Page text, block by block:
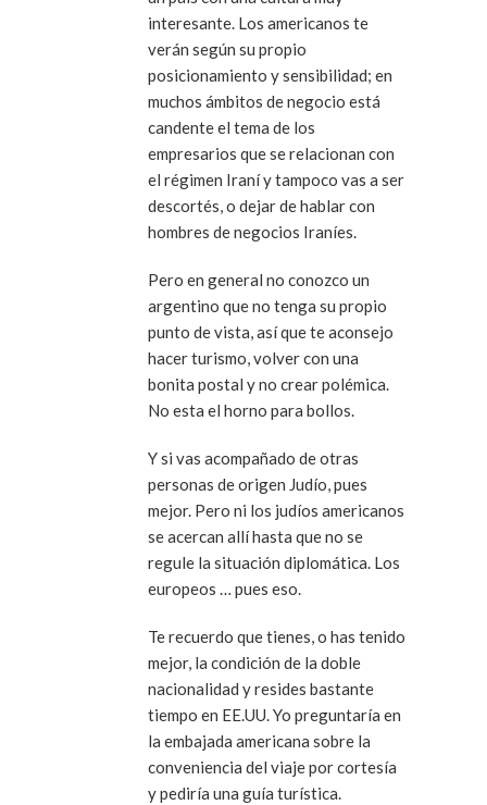
interesante. Los americanos te
verán según su propio
posicionamiento y sensibilidad; en
muchos ámbitos de negocio está
candente el tema de los
empresarios que se relacionan con
el régimen Iraní y tampoco vas a ser
descortés, o dejar de hablar con
hombres de negocios Iraníes.
Pero en general no conozco un
argentino que no tenga su propio
punto de vista, así que te aconsejo
hacer turismo, volver con una
bonita postal y no crear polémica.
No esta el horno para bollos.
Y si vas acompañado de otras
personas de origen Judío, pues
mejor. Pero ni los judíos americanos
se acercan allí hasta que no se
regule la situación diplomática. Los
europeos … pues eso.
Te recuerdo que tienes, o has tenido
mejor, la condición de la doble
nacionalidad y resides bastante
tiempo en EE.UU. Yo preguntaría en
la embajada americana sobre la
conveniencia del viaje por cortesía
y pediría una guía turística.